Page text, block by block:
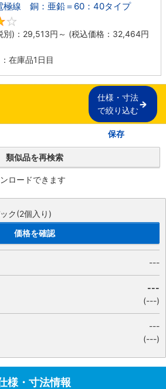
極線 銅：亜鉛＝60：40タイプ
)： 29,513円 ～ (税込価格： 32,464円
在庫品1日目
仕様・寸法
で絞り込む
保存
類似品を再検索
ロードできます
ク(2個入り)
価格を確認
---
---
(---)
---
(---)
様・寸法情報